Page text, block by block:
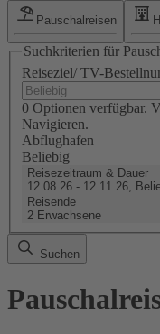
Pauschalreisen
Suchkriterien für
Reiseziel/ TV-
0 Optionen verfügbar.
Navigieren.
Abflughafen
Beliebig
Reisezeitraum & Dauer
12.08.26 - 12.11.26,
Reisende
2 Erwachsene
Suchen